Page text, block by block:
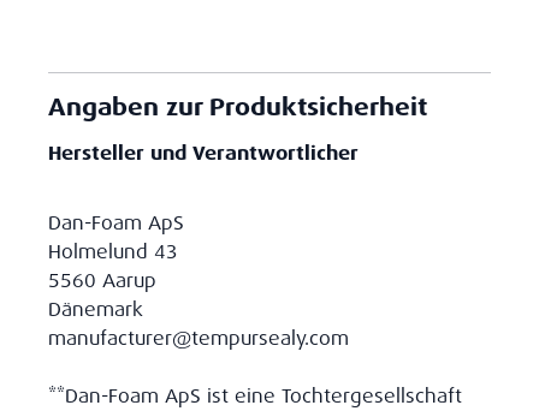
Angaben zur Produktsicherheit
Hersteller und Verantwortlicher
Dan-Foam ApS
Holmelund 43
5560 Aarup
Dänemark
manufacturer@tempursealy.com
**Dan-Foam ApS ist eine Tochtergesellschaft